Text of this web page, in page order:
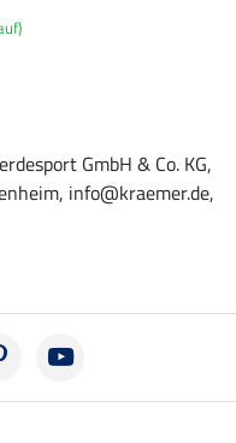
GmbH & Co. KG,
info@kraemer.de,